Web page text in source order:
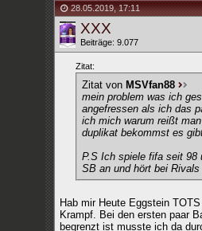
28.05.2019,17:11
XXX
Beiträge: 9.077
Zitat:
Zitat von MSVfan88
mein problem was ich
angefressen als ich das
ich mich warum reißt
duplikat bekommst es
P.S Ich spiele fifa seit 98
SB an und hört bei
Hab mir Heute Eggstein
Krampf. Bei den ersten paar
begrenzt ist musste ich da